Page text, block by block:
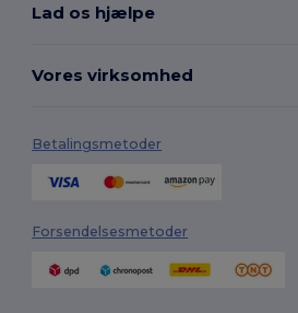
Lad os hjælpe
Vores virksomhed
Betalingsmetoder
Forsendelsesmetoder